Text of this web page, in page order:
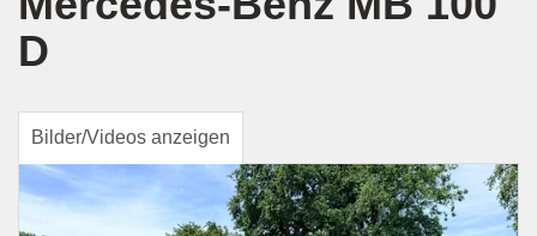
D
Bilder/Videos anzeigen